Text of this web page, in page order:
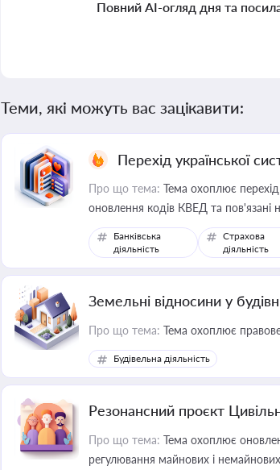
Повний AI-огляд дня та
Теми, які можуть вас зацікавити:
Перехід української
Про що тема: Тема охоплює перехід
оновлення кодів КВЕД та пов'язані
Банківська
діяльність
Страхова
діяльність
Земельні відносини у
Про що тема: Тема охоплює правове
Будівельна діяльність
Резонансний проєкт
Про що тема: Тема охоплює
регулювання майнових і